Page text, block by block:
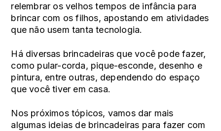
relembrar os velhos tempos de infância para
brincar com os filhos, apostando em atividades
que não usem tanta tecnologia.
Há diversas brincadeiras que você pode fazer,
como pular-corda, pique-esconde, desenho e
pintura, entre outras, dependendo do espaço
que você tiver em casa.
Nos próximos tópicos, vamos dar mais
algumas ideias de brincadeiras para fazer com